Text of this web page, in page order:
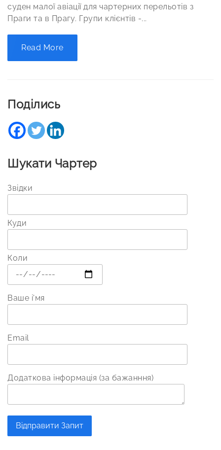
суден малої авіації для чартерних перельотів з
Праги та в Прагу. Групи клієнтів -...
Read More
Поділись
Шукати Чартер
Звідки
Куди
Коли
Ваше і'мя
Email
Додаткова інформація (за бажанння)